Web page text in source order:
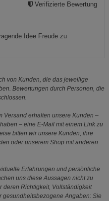
Idee Freude zu
Verifizierte Bewertung
von Kunden, die das jeweilige
Bewertungen durch Personen, die
Versand erhalten unsere Kunden –
– eine E-Mail mit einem Link zu
bitten wir unsere Kunden, ihre
oder unserem Shop mit anderen
Erfahrungen und persönliche
uns diese Aussagen nicht zu
deren Richtigkeit, Vollständigkeit
gesundheitsbezogene Angaben: Sie